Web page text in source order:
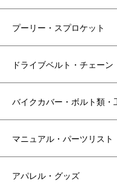
プーリー・スプロケット
ドライブベルト・チェーン
バイクカバー・ボルト類・
マニュアル・パーツリスト
アパレル・グッズ